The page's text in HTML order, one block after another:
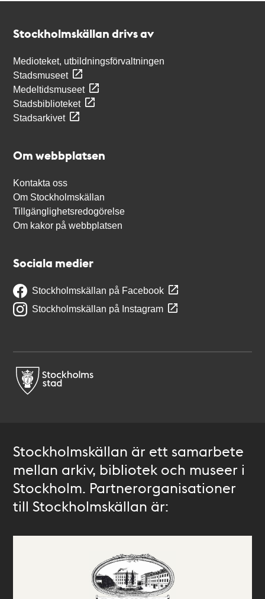
Stockholmskällan drivs av
Medioteket, utbildningsförvaltningen
Stadsmuseet
Medeltidsmuseet
Stadsbiblioteket
Stadsarkivet
Om webbplatsen
Kontakta oss
Om Stockholmskällan
Tillgänglighetsredogörelse
Om kakor på webbplatsen
Sociala medier
Stockholmskällan på Facebook
Stockholmskällan på Instagram
Stockholmskällan är ett samarbete
mellan arkiv, bibliotek och museer i
Stockholm. Partnerorganisationer
till Stockholmskällan är: